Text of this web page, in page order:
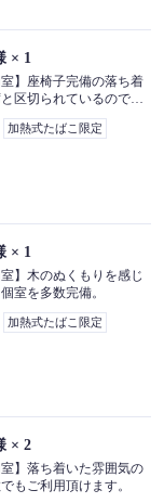
× 1
】座椅子完備の落ち着
区切られているのでゆ
加熱式たばこ限定
× 1
】木のぬくもりを感じ
室を多数完備。
加熱式たばこ限定
× 2
】落ち着いた雰囲気の
もご利用頂けます。